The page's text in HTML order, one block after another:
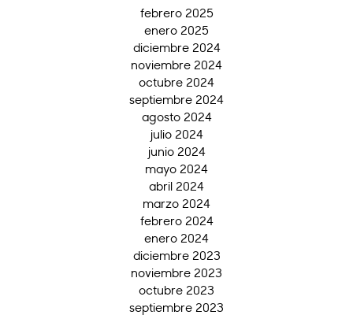
febrero 2025
enero 2025
diciembre 2024
noviembre 2024
octubre 2024
septiembre 2024
agosto 2024
julio 2024
junio 2024
mayo 2024
abril 2024
marzo 2024
febrero 2024
enero 2024
diciembre 2023
noviembre 2023
octubre 2023
septiembre 2023